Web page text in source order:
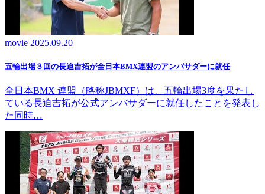
movie 2025.09.20
五輪出場３回の長迫吉拓が全日本BMX連盟のアンバサダーに就任
全日本BMX 連盟（略称JBMXF）は、五輪出場3度を果たし
ている長迫吉拓が公式アンバサダーに就任したことを発表し
た同時…